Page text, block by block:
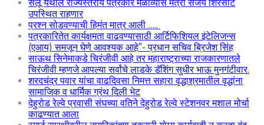
सेलू येथील राज्यस्तरीय पत्रकार मेळाव्यास मंत्री संजय शिरसाट
उपस्थित राहणार
प्रश्न सोडवण्याची हिमंत मात्र आली …..
पत्रकारितेत कार्यक्षमता वाढवण्यासाठी आर्टिफिशियल इंटेलिजन्स
(एआय) समजून घेणे आवश्यक आहे”- प्रधान सचिव ब्रिजेश सिंह
साऊथ सिनेमाकडे चिरंजीवी आहे तर महाराष्ट्राच्या राजकारणातले
चिरंजीवी म्हणजे आपल्या सर्वांचे लाडके डॅशिंग सुधीर भाऊ मुनगंटीवार.
शरदचंद्र पवार यांचा वाढदिवसा निमत्त सहारा वृद्धाश्रमातील वृद्धांना
सामाजिक व धार्मिक ग्रंथ दिली भेट
देहुरोड रेल्वे प्रवासी संघच्या वतिने देहुरोड रेल्वे स्टेशनवर मशाल मोर्चा
काढण्यात आला